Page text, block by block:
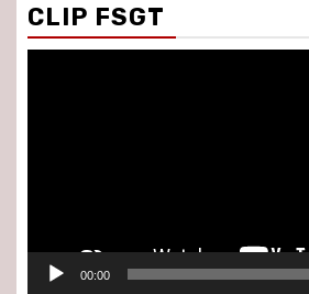
CLIP FSGT
00:00